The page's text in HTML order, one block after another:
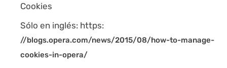
Cookies
Sólo en inglés: https:
//blogs.opera.com/news/2015/08/how-to-manage-
cookies-in-opera/